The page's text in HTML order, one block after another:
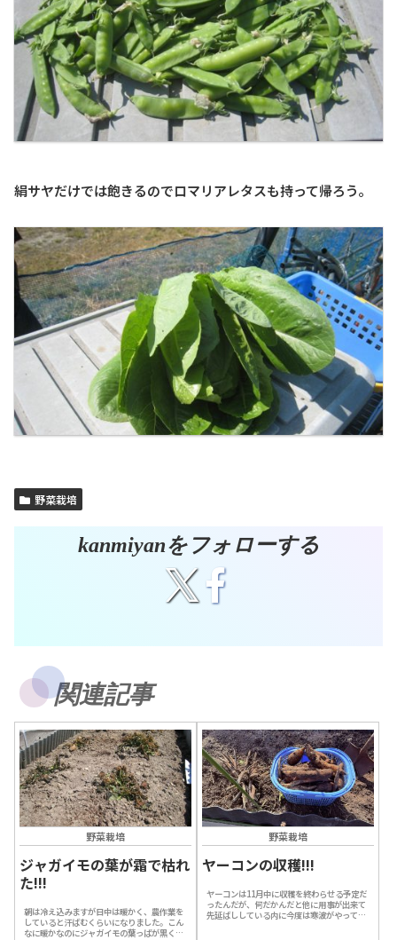
絹サヤだけでは飽きるのでロマリアレタスも持って帰ろう。
野菜栽培
kanmiyanをフォローする
関連記事
野菜栽培
ジャガイモの葉が霜で枯れ
た!!!
朝は冷え込みますが日中は暖かく、農作業を
していると汗ばむくらいになりました。こん
なに暖かなのにジャガイモの葉っぱが黒くな
野菜栽培
ヤーコンの収穫!!!
ヤーコンは11月中に収穫を終わらせる予定だ
ったんだが、何だかんだと他に用事が出来て
先延ばししている内に今度は寒波がやって来